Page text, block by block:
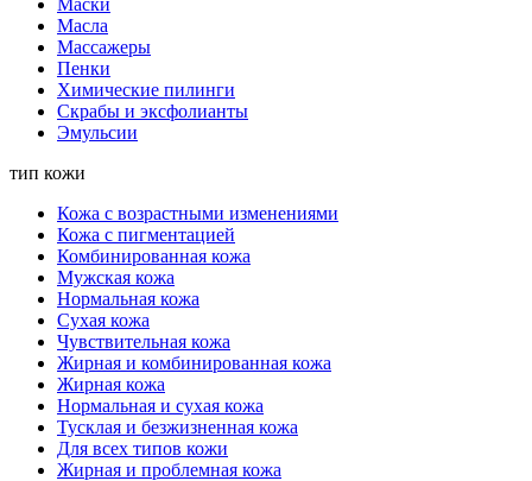
Маски
Масла
Массажеры
Пенки
Химические пилинги
Скрабы и эксфолианты
Эмульсии
тип кожи
Кожа с возрастными изменениями
Кожа с пигментацией
Комбинированная кожа
Мужская кожа
Нормальная кожа
Сухая кожа
Чувствительная кожа
Жирная и комбинированная кожа
Жирная кожа
Нормальная и сухая кожа
Тусклая и безжизненная кожа
Для всех типов кожи
Жирная и проблемная кожа